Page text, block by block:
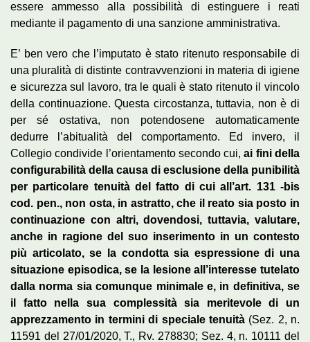
essere ammesso alla possibilità di estinguere i reati
mediante il pagamento di una sanzione amministrativa.
E’ ben vero che l’imputato è stato ritenuto responsabile di
una pluralità di distinte contravvenzioni in materia di igiene
e sicurezza sul lavoro, tra le quali è stato ritenuto il vincolo
della continuazione. Questa circostanza, tuttavia, non è di
per sé ostativa, non potendosene automaticamente
dedurre l’abitualità del comportamento. Ed invero, il
Collegio condivide l’orientamento secondo cui,ai fini della
configurabilità della causa di esclusione della punibilità
per particolare tenuità del fatto di cui all’art. 131 -bis
cod. pen., non osta, in astratto, che il reato sia posto in
continuazione con altri, dovendosi, tuttavia, valutare,
anche in ragione del suo inserimento in un contesto
più articolato, se la condotta sia espressione di una
situazione episodica, se la lesione all’interesse tutelato
dalla norma sia comunque minimale e, in definitiva, se
il fatto nella sua complessità sia meritevole di un
apprezzamento in termini di speciale tenuità(Sez. 2, n.
11591 del 27/01/2020, T., Rv. 278830; Sez. 4, n. 10111 del